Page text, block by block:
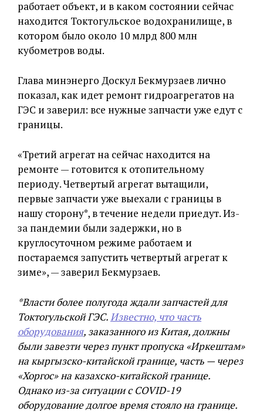
работает объект, и в каком состоянии сейчас
находится Токтогульское водохранилище, в
котором было около 10 млрд 800 млн
кубометров воды.
Глава минэнерго Доскул Бекмурзаев лично
показал, как идет ремонт гидроагрегатов на
ГЭС и заверил: все нужные запчасти уже едут с
границы.
«Третий агрегат на сейчас находится на
ремонте — готовится к отопительному
периоду. Четвертый агрегат вытащили,
первые запчасти уже выехали с границы в
нашу сторону*, в течение недели приедут. Из-
за пандемии были задержки, но в
круглосуточном режиме работаем и
постараемся запустить четвертый агрегат к
зиме», — заверил Бекмурзаев.
*Власти более полугода ждали запчастей для
Токтогульской ГЭС.Известно, что часть
оборудования, заказанного из Китая, должны
были завезти через пункт пропуска «Иркештам»
на кыргызско-китайской границе, часть — через
«Хоргос» на казахско-китайской границе.
Однако из-за ситуации с COVID-19
оборудование долгое время стояло на границе.